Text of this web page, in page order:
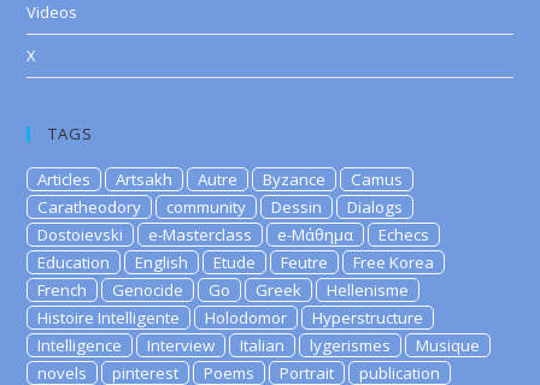
Videos
X
TAGS
Articles Artsakh Autre Byzance
Camus
Caratheodory
community Dessin
Dialogs
Dostoievski
e-Masterclass e-Μάθημα
Echecs
Education
English Etude Feutre
Free Korea
French
Genocide Go Greek
Hellenisme
Histoire Intelligente
Holodomor
Hyperstructure
Intelligence
Interview Italian lygerismes
Musique
novels
pinterest Poems Portrait
publication